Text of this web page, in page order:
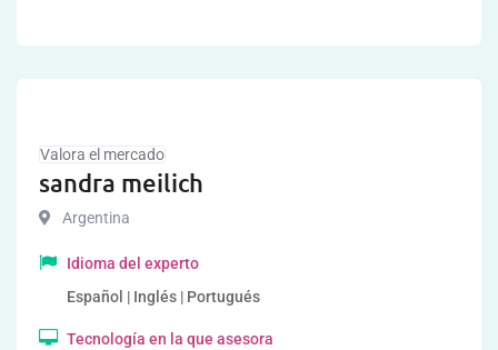
Valora el mercado
sandra meilich
Argentina
Idioma del experto
Español | Inglés | Portugués
Tecnología en la que asesora